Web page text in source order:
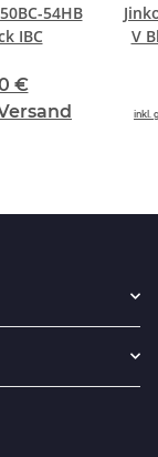
54HB
IBC
€
V
inkl.